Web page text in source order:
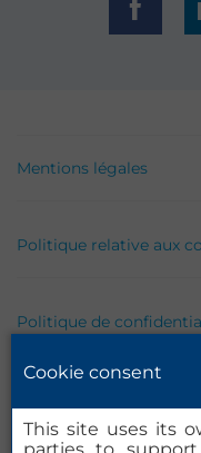
Mentions légales
Politique relative aux
Politique de
Cookie consent
This site uses its